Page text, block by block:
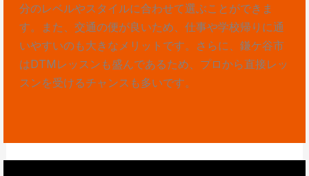
分のレベルやスタイルに合わせて選ぶことができま
す。また、交通の便が良いため、仕事や学校帰りに通
いやすいのも大きなメリットです。さらに、鎌ケ谷市
はDTMレッスンも盛んであるため、プロから直接レッ
スンを受けるチャンスも多いです。